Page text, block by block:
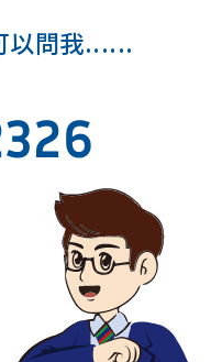
以問我......